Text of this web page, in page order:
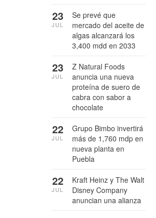
Se prevé que
mercado del aceite de
algas alcanzará los
3,400 mdd en 2033
23
JUL
Z Natural Foods
anuncia una nueva
proteína de suero de
cabra con sabor a
chocolate
23
JUL
Grupo Bimbo invertirá
más de 1,760 mdp en
nueva planta en
Puebla
22
JUL
Kraft Heinz y The Walt
Disney Company
anuncian una alianza
22
JUL